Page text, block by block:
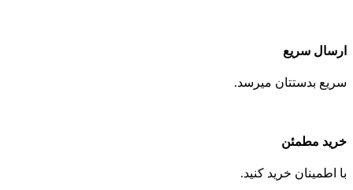
ارسال سریع
سریع بدستتان میرسد.
خرید مطمئن
با اطمینان خرید کنید.